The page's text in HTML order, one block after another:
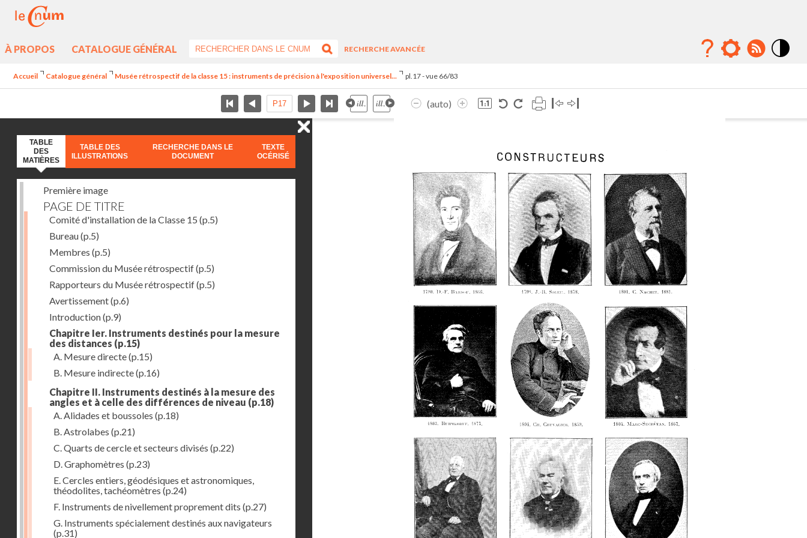
À PROPOS CATALOGUE GÉNÉRAL
RECHERCHE AVANCÉE
Accueil Catalogue général Musée rétrospectif de la classe 15 : instruments de précision à l'exposition universel... pl.17 - vue 66/83
(auto)
TABLE
DES
MATIÈRES
TABLE DES
ILLUSTRATIONS
RECHERCHE DANS LE
DOCUMENT
TEXTE
OCÉRISÉ
Première image
PAGE DE TITRE
Comité d'installation de la Classe 15 (p.5)
Bureau(p.5)
Membres (p.5)
Commission du Musée rétrospectif(p.5)
Rapporteurs du Musée rétrospectif(p.5)
Avertissement(p.6)
Introduction(p.9)
Chapitre Ier. Instruments destinés pour la mesure
des distances (p.15)
A. Mesure directe(p.15)
B. Mesure indirecte(p.16)
Chapitre II. Instruments destinés à la mesure des
angles et à celle des différences de niveau (p.18)
A. Alidades et boussoles (p.18)
B. Astrolabes (p.21)
C. Quarts de cercle et secteurs divisés (p.22)
D. Graphomètres (p.23)
E. Cercles entiers, géodésiques et astronomiques,
théodolites, tachéomètres (p.24)
F. Instruments de nivellement proprement dits (p.27)
G. Instruments spécialement destinés aux navigateurs
(p.31)